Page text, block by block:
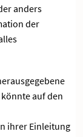
anders
der
könnte auf den
ihrer Einleitung